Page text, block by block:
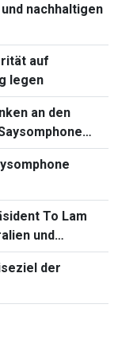
nachhaltigen
auf
legen
an den
To Lam
und
der